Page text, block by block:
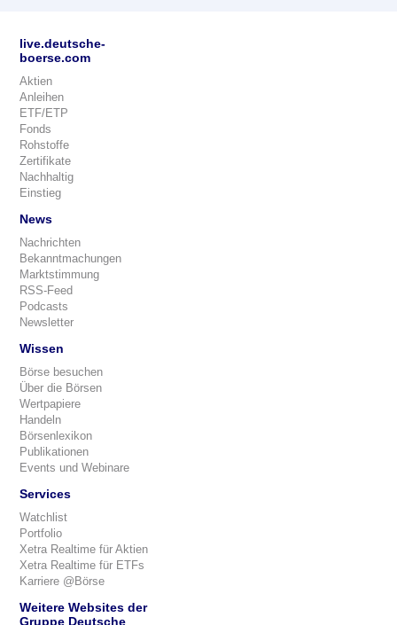
live.deutsche-
boerse.com
Aktien
Anleihen
ETF/ETP
Fonds
Rohstoffe
Zertifikate
Nachhaltig
Einstieg
News
Nachrichten
Bekanntmachungen
Marktstimmung
RSS-Feed
Podcasts
Newsletter
Wissen
Börse besuchen
Über die Börsen
Wertpapiere
Handeln
Börsenlexikon
Publikationen
Events und Webinare
Services
Watchlist
Portfolio
Xetra Realtime für Aktien
Xetra Realtime für ETFs
Karriere @Börse
Weitere Websites der
Gruppe Deutsche